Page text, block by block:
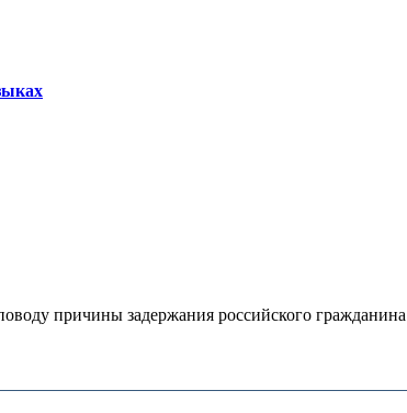
причины задержания российского гражданина